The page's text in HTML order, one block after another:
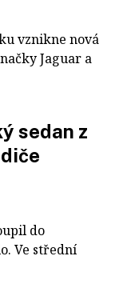
vznikne nová
Jaguar a
sedan z
do
Ve střední